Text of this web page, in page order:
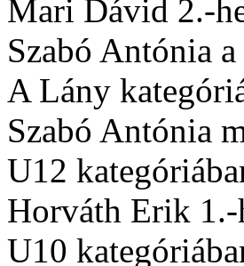
Mari Dávid 2.-
Szabó Antónia
A Lány
Szabó Antónia
U12
Horváth Erik
U10